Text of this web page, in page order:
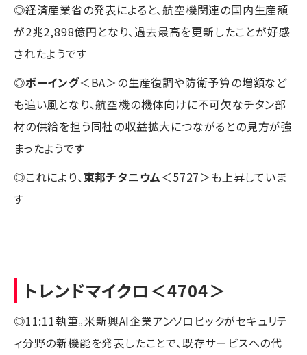
◎経済産業省の発表によると、航空機関連の国内生産額
が2兆2,898億円となり、過去最高を更新したことが好感
されたようです
◎ボーイング＜BA＞の生産復調や防衛予算の増額など
も追い風となり、航空機の機体向けに不可欠なチタン部
材の供給を担う同社の収益拡大につながるとの見方が強
まったようです
◎これにより、 東邦チタニウム＜5727＞も上昇していま
す
トレンドマイクロ ＜4704＞
◎11:11執筆。米新興AI企業アンソロピックがセキュリテ
ィ分野の新機能を発表したことで、既存サービスへの代